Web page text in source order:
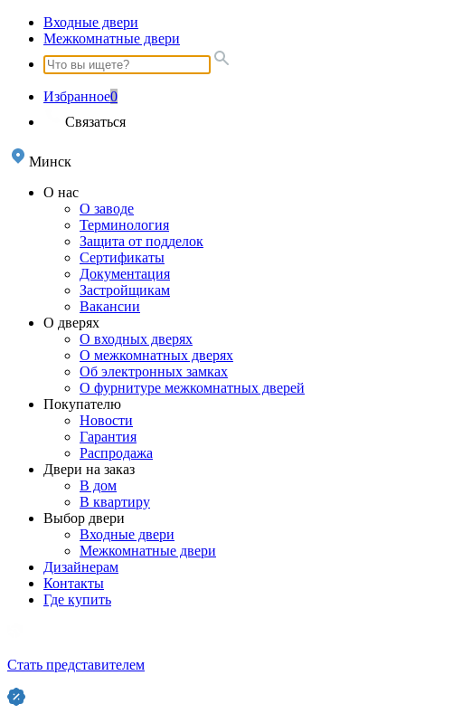
Входные двери
Межкомнатные двери
Избранное0
Связаться
Минск
О нас
О заводе
Терминология
Защита от подделок
Сертификаты
Документация
Застройщикам
Вакансии
О дверях
О входных дверях
О межкомнатных дверях
Об электронных замках
О фурнитуре межкомнатных дверей
Покупателю
Новости
Гарантия
Распродажа
Двери на заказ
В дом
В квартиру
Выбор двери
Входные двери
Межкомнатные двери
Дизайнерам
Контакты
Где купить
Стать представителем